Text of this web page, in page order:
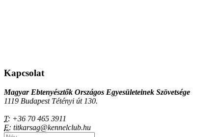
Kapcsolat
Magyar Ebtenyésztők Országos Egyesületeinek Szövetsége
1119 Budapest Tétényi út 130.
T: +36 70 465 3911
E: titkarsag@kennelclub.hu